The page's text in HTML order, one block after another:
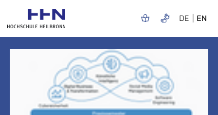
DE EN